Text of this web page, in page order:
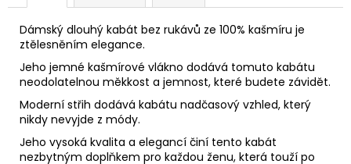
Dámský dlouhý kabát bez rukávů ze 100% kašmíru je
ztělesněním elegance.
Jeho jemné kašmírové vlákno dodává tomuto kabátu
neodolatelnou měkkost a jemnost, které budete závidět.
Moderní střih dodává kabátu nadčasový vzhled, který
nikdy nevyjde z módy.
Jeho vysoká kvalita a elegancí činí tento kabát
nezbytným doplňkem pro každou ženu, která touží po